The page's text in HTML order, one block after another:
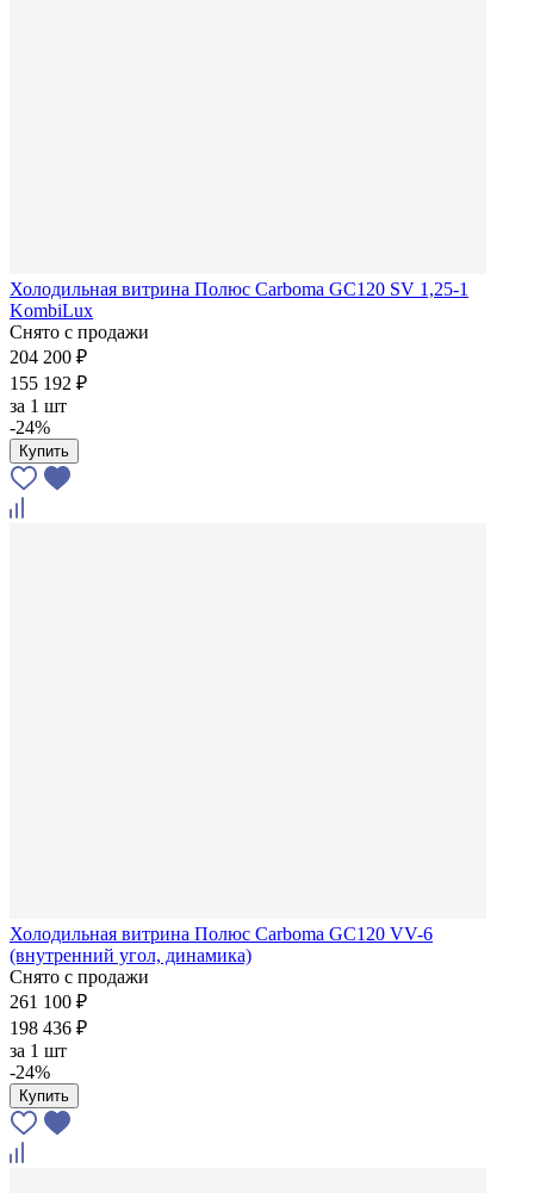
Холодильная витрина Полюс Carboma GC120 SV 1,25-1
KombiLux
Снято с продажи
204 200 ₽
155 192 ₽
за 1 шт
-24%
Купить
Холодильная витрина Полюс Carboma GC120 VV-6
(внутренний угол, динамика)
Снято с продажи
261 100 ₽
198 436 ₽
за 1 шт
-24%
Купить